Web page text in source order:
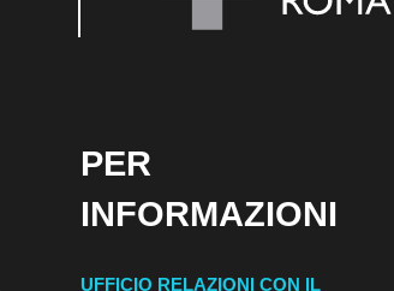
PER
INFORMAZIONI
UFFICIO RELAZIONI CON IL